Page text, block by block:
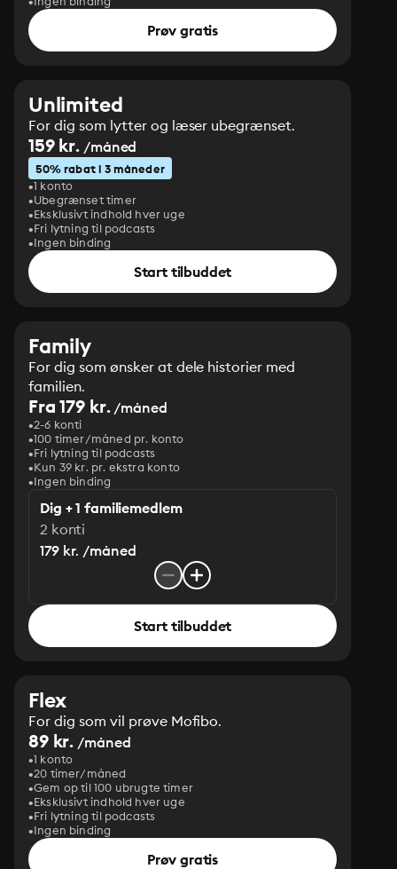
Prøv gratis
Unlimited
For dig som lytter og læser ubegrænset.
159 kr. /måned
50% rabat i 3 måneder
1 konto
Ubegrænset timer
Eksklusivt indhold hver uge
Fri lytning til podcasts
Ingen binding
Start tilbuddet
Family
For dig som ønsker at dele historier med
familien.
Fra 179 kr./måned
2-6 konti
100 timer/måned pr. konto
Fri lytning til podcasts
Kun 39 kr. pr. ekstra konto
Ingen binding
Dig + 1 familiemedlem
2 konti
179 kr. /måned
Start tilbuddet
Flex
For dig som vil prøve Mofibo.
89 kr. /måned
1 konto
20 timer/måned
Gem op til 100 ubrugte timer
Eksklusivt indhold hver uge
Fri lytning til podcasts
Ingen binding
Prøv gratis